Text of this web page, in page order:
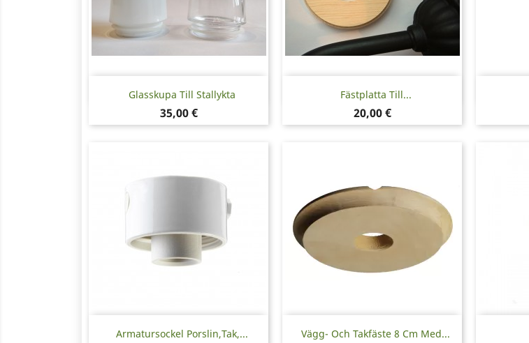
Glasskupa Till Stallykta
Pris
35,00 €
Snabbvy Fästplatta Till...
Pris
20,00 €
Snabbvy
Armatursockel Porslin,tak,...
Snabbvy Vägg- Och Takfäste 8 Cm Med...
Snabbvy